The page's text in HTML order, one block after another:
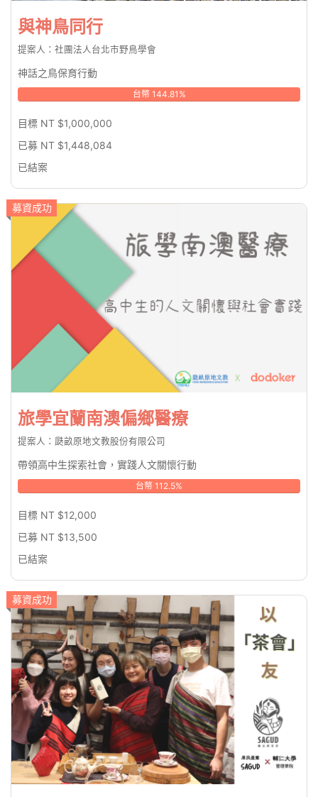
與神鳥同行
提案人：社團法人台北市野鳥學會
神話之鳥保育行動
台幣 144.81%
目標 NT $1,000,000
已募 NT $1,448,084
已結案
募資成功
旅學宜蘭南澳偏鄉醫療
提案人：瓞畝原地文教股份有限公司
帶領高中生探索社會，實踐人文關懷行動
台幣 112.5%
目標 NT $12,000
已募 NT $13,500
已結案
募資成功